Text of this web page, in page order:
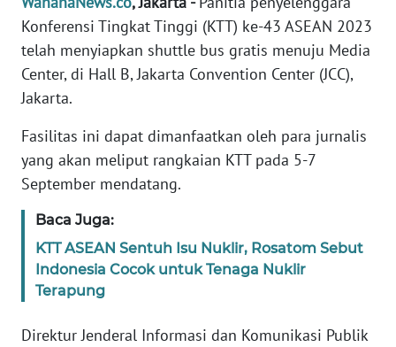
Konferensi Tingkat Tinggi (KTT) ke-43 ASEAN 2023
telah menyiapkan shuttle bus gratis menuju Media
Center, di Hall B, Jakarta Convention Center (JCC),
Jakarta.
Fasilitas ini dapat dimanfaatkan oleh para jurnalis
yang akan meliput rangkaian KTT pada 5-7
September mendatang.
Baca Juga:
KTT ASEAN Sentuh Isu Nuklir, Rosatom Sebut
Indonesia Cocok untuk Tenaga Nuklir
Terapung
Direktur Jenderal Informasi dan Komunikasi Publik
Informasi
INDEKS
BERITA
KONTAK
INFO
IKLAN
TENTANG
KAMI
PEDOMAN